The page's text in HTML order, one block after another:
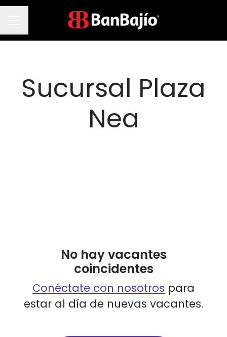
Menú de empleo
Sucursal Plaza
Nea
No hay vacantes
coincidentes
Conéctate con nosotros para
estar al día de nuevas vacantes.